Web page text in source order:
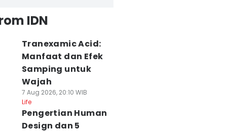
IDN
Tranexamic Acid:
Manfaat dan Efek
Samping untuk
Wajah
7 Aug 2026, 20:10 WIB
Life
Pengertian Human
Design dan 5